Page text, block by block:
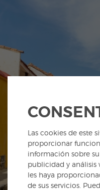
Las cookies de este
proporcionar
información sobre
publicidad y análisis
les haya
de sus servicios.